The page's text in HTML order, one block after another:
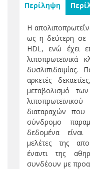
Περίληψη
Η
ως η δεύτερη σε
HDL, ενώ έχει
λιποπρωτεϊνικά
δυσλιπιδαιμίας.
αρκετές
μεταβολισμό
διαταραχών που
σύνδρομο
δεδομένα είναι
μελέτες της
έναντι της
συνδέουν με